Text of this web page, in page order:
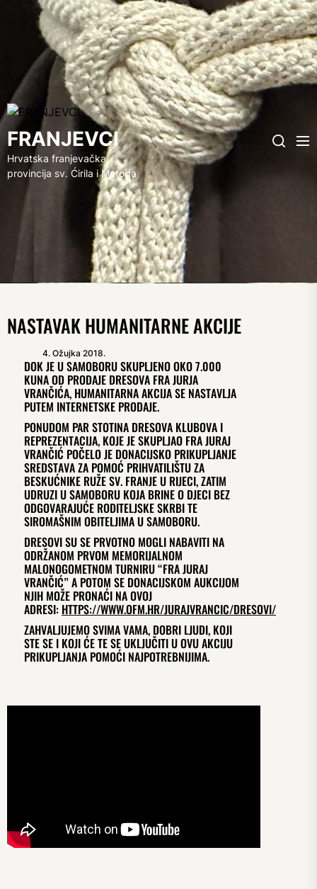
FRANJEVCI
FRANJEVCI
Hrvatska franjevačka
provincija sv. Ćirila i Metoda
Search
NASTAVAK HUMANITARNE AKCIJE
4. Ožujka 2018.
DOK JE U SAMOBORU SKUPLJENO OKO 7.000
KUNA OD PRODAJE DRESOVA FRA JURJA
VRANČIĆA, HUMANITARNA AKCIJA SE NASTAVLJA
PUTEM INTERNETSKE PRODAJE.
PONUDOM PAR STOTINA DRESOVA KLUBOVA I
REPREZENTACIJA, KOJE JE SKUPLJAO FRA JURAJ
VRANČIĆ POČELO JE DONACIJSKO PRIKUPLJANJE
SREDSTAVA ZA POMOĆ PRIHVATILIŠTU ZA
BESKUĆNIKE RUŽE SV. FRANJE U RIJECI, ZATIM
UDRUZI U SAMOBORU KOJA BRINE O DJECI BEZ
ODGOVARAJUĆE RODITELJSKE SKRBI TE
SIROMAŠNIM OBITELJIMA U SAMOBORU.
DRESOVI SU SE PRVOTNO MOGLI NABAVITI NA
ODRŽANOM PRVOM MEMORIJALNOM
MALONOGOMETNOM TURNIRU “FRA JURAJ
VRANČIĆ” A POTOM SE DONACIJSKOM AUKCIJOM
NJIH MOŽE PRONAĆI NA OVOJ
ADRESI: HTTPS://WWW.OFM.HR/JURAJVRANCIC/DRESOVI/
ZAHVALJUJEMO SVIMA VAMA, DOBRI LJUDI, KOJI
STE SE I KOJI ĆE TE SE UKLJUČITI U OVU AKCIJU
PRIKUPLJANJA POMOĆI NAJPOTREBNIJIMA.